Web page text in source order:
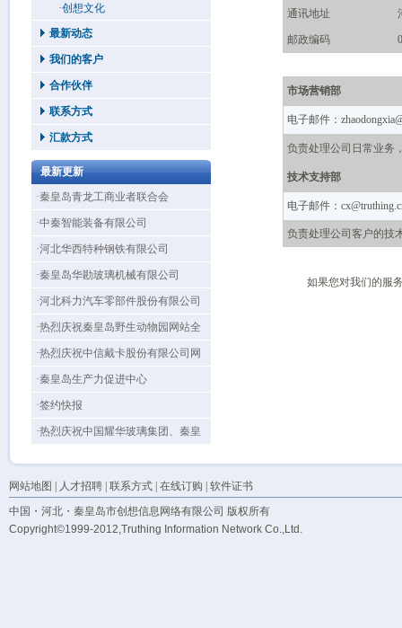
·创想文化
最新动态
我们的客户
合作伙伴
联系方式
汇款方式
最新更新
·秦皇岛青龙工商业者联合会
·中秦智能装备有限公司
·河北华西特种钢铁有限公司
·秦皇岛华勘玻璃机械有限公司
·河北科力汽车零部件股份有限公司
·热烈庆祝秦皇岛野生动物园网站全
新改版上线！
·热烈庆祝中信戴卡股份有限公司网
站全新改版上线
·秦皇岛生产力促进中心
·签约快报
·热烈庆祝中国耀华玻璃集团、秦皇
通讯地址
邮政编码
市场营销部
电子邮件：
负责处理公司日常业务
技术支持部
电子邮件：
负责处理公司客户的技
如果您对我们的服
网站地图 人才招聘 联系方式 在线订购
软件证书
中国・河北・秦皇岛市创想信息网络有限公司 版权所有
Copyright©1999-2012,Truthing Information Network Co.,Ltd.